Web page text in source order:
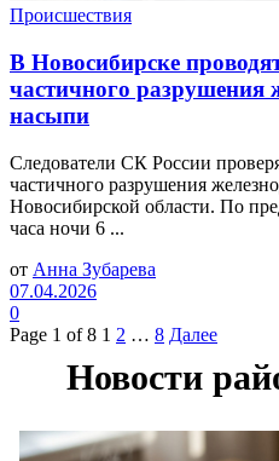
Происшествия
В Новосибирске
частичного разрушения
насыпи
Следователи СК России
частичного разрушения
Новосибирской области. По
часа ночи 6 ...
от Анна Зубарева
07.04.2026
0
Page 1 of 8 1 2 … 8 Далее